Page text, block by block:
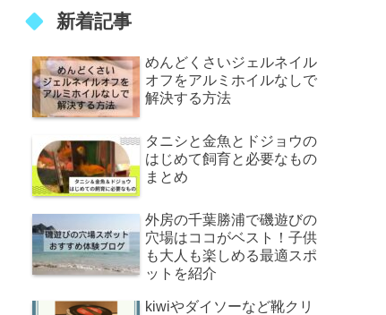
新着記事
めんどくさいジェルネイル
オフをアルミホイルなしで
解決する方法
タニシと金魚とドジョウの
はじめて飼育と必要なもの
まとめ
外房の千葉勝浦で磯遊びの
穴場はココがベスト！子供
も大人も楽しめる最適スポ
ットを紹介
kiwiやダイソーなど靴クリ